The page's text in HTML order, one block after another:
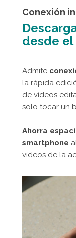
Conexión
desde el
Admite
la rápida
de vídeos
solo tocar un
Ahorra
smartphone
vídeos de la